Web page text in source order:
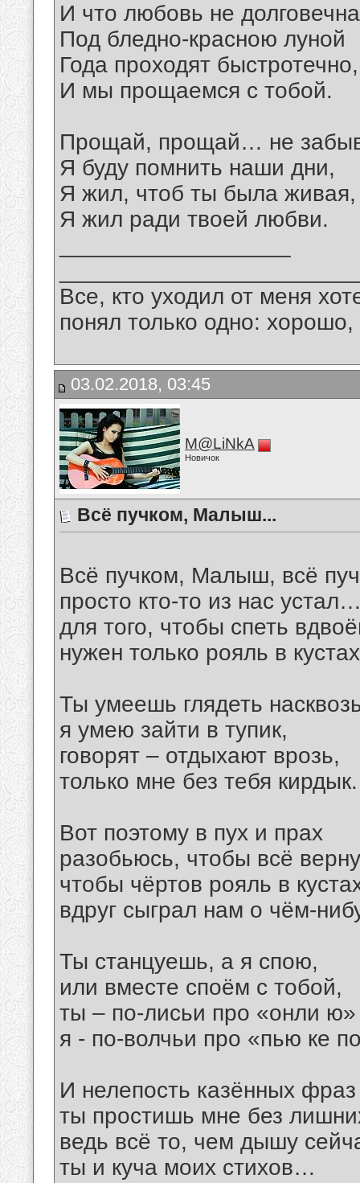
И что любовь не
Под бледно-красною луной
Года проходят быстротечно,
И мы прощаемся с тобой.
Прощай, прощай… не
Я буду помнить наши дни,
Я жил, чтоб ты была живая,
Я жил ради твоей любви.
Все, кто уходил от меня
понял только одно:
03.02.2018, 03:45
M@LiNkA
Новичок
Всё пучком, Малыш...
Всё пучком, Малыш, всё
просто кто-то из нас
для того, чтобы спеть
нужен только рояль в
Ты умеешь глядеть
я умею зайти в тупик,
говорят – отдыхают врозь,
только мне без тебя кирдык.
Вот поэтому в пух и прах
разобьюсь, чтобы всё
чтобы чёртов рояль в
вдруг сыграл нам о чём-
Ты станцуешь, а я спою,
или вместе споём с тобой,
ты – по-лисьи про «онли ю»
я - по-волчьи про «пью ке
И нелепость казённых фраз
ты простишь мне без
ведь всё то, чем дышу
ты и куча моих стихов…